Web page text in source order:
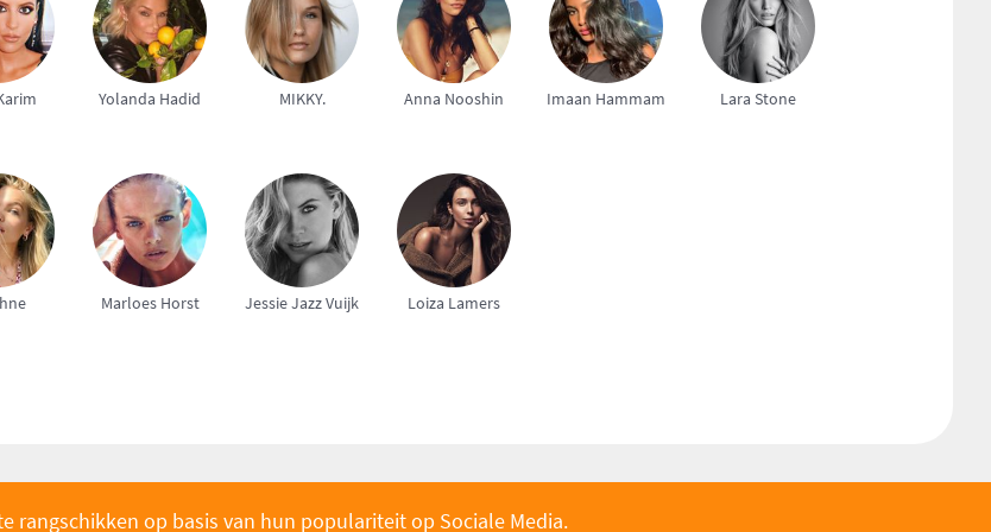
Yolanda Hadid MIKKY. Anna Nooshin Imaan Hammam Lara Stone
Marloes Horst Jessie Jazz Vuijk Loiza Lamers
rangschikken op basis van hun populariteit op Sociale Media.